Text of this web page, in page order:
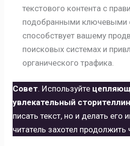
текстового контента с
подобранными ключевыми
способствует вашему
поисковых системах и
органического трафика.
Совет. Используйте
увлекательный
писать текст, но и делать его
читатель захотел продолжить